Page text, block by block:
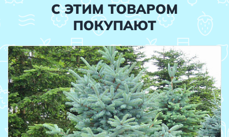
С ЭТИМ ТОВАРОМ
ПОКУПАЮТ